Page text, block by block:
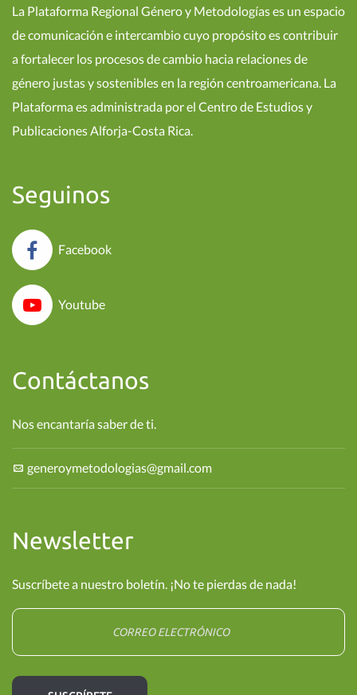
La Plataforma Regional Género y Metodologías es un espacio
de comunicación e intercambio cuyo propósito es contribuir
a fortalecer los procesos de cambio hacia relaciones de
género justas y sostenibles en la región centroamericana. La
Plataforma es administrada por el Centro de Estudios y
Publicaciones Alforja-Costa Rica.
Seguinos
Facebook
Youtube
Contáctanos
Nos encantaría saber de ti.
generoymetodologias@gmail.com
Newsletter
Suscríbete a nuestro boletín. ¡No te pierdas de nada!